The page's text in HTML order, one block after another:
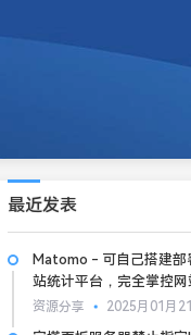
最近发表
Matomo - 可自己搭建部
站统计平台，完全掌控
隐私
资源分享 2025月01月